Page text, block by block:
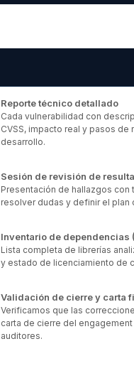
Reporte técnico detallado
Cada vulnerabilidad con
CVSS, impacto real y pasos
desarrollo.
Sesión de revisión de
Presentación de hallazgos
resolver dudas y definir el plan
Inventario de dependencias
Lista completa de librerías
y estado de licenciamiento de
Validación de cierre y carta
Verificamos que las
carta de cierre del
auditores.